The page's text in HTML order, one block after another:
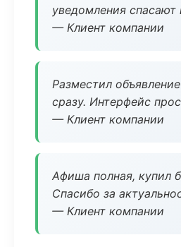
уведомления спасают
— Клиент компании
Разместил
сразу. Интерфейс
— Клиент компании
Афиша полная, купил
Спасибо за
— Клиент компании